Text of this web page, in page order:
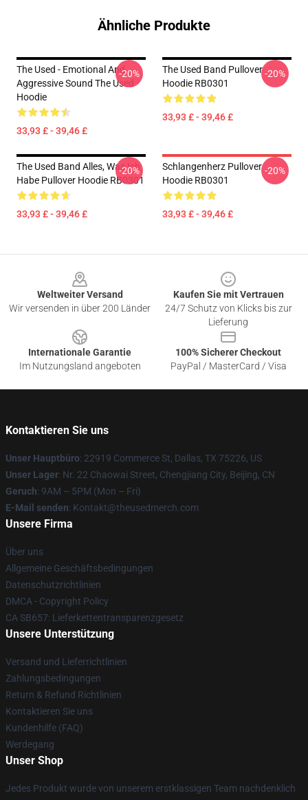
Ähnliche Produkte
The Used - Emotional And
Aggressive Sound The Used
Hoodie
33,93 £ - 39,46 £
-20%
The Used Band Pullover
Hoodie RB0301
33,93 £ - 39,46 £
-20%
The Used Band Alles, Was Ich
Habe Pullover Hoodie RB0301
33,93 £ - 39,46 £
-20%
Schlangenherz Pullover
Hoodie RB0301
33,93 £ - 39,46 £
-20%
Weltweiter Versand
Wir versenden in über 200 Länder
Kaufen Sie mit Vertrauen
24/7 Schutz von Klicks bis zur
Lieferung
Internationale Garantie
Im Nutzungsland angeboten
100% Sicherer Checkout
PayPal / MasterCard / Visa
Kontaktieren Sie uns
Unser Hauptbüro: 22919 Commerce St, Dallas, TX 75226, US
Unser Lager: Nr. 22 Chaowai Street, Chengjiang City, Beijing, CN
Geruch: 9AM – 5PM (Mon – Fri)
E-Mail senden: Kontakt@theusedmerch.com
Unsere Firma
Über uns
Allgemeine Geschäftsbedingungen
Datenschutzrichtlinien
DMCA - Copyright Policy
CA SB657: Lieferkettentransparenzgesetz
Unsere Unterstützung
Versand und Lieferrichtlinien
Zahlungsbedingungen
Return & Refund Richtlinien
Kontaktieren Sie uns
Kundenhilfe (FAQ)
Werdegang
Unser Shop
Jedes Produkt wurde von unserem erstklassigen Team nachdenklich